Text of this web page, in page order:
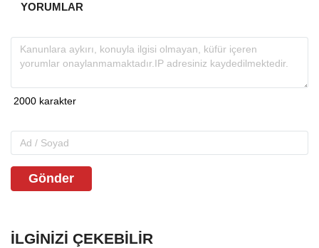
YORUMLAR
Gönder
İLGINIZI ÇEKEBILIR